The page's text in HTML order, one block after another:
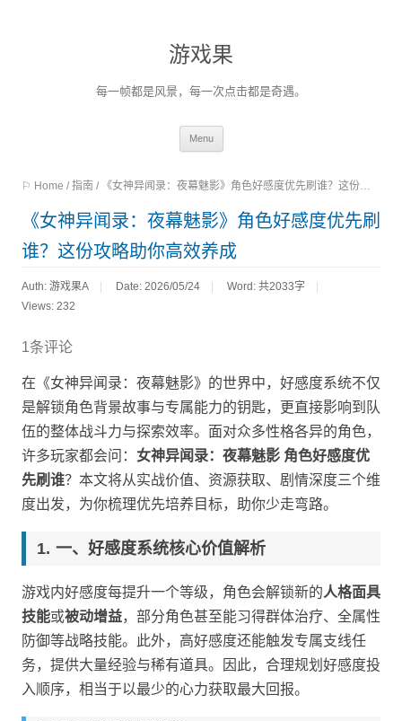
游戏果
每一帧都是风景，每一次点击都是奇遇。
Menu
content
⚐ Home / 指南 / 《女神异闻录：夜幕魅影》角色好感度优先刷谁？这份攻略助你高效养成
《女神异闻录：夜幕魅影》角色好感度优先刷
谁？这份攻略助你高效养成
Auth: 游戏果A Date: 2026/05/24 Word: 共2033字
Views: 232
1条评论
在《女神异闻录：夜幕魅影》的世界中，好感度系统不仅
是解锁角色背景故事与专属能力的钥匙，更直接影响到队
伍的整体战斗力与探索效率。面对众多性格各异的角色，
许多玩家都会问： 女神异闻录：夜幕魅影 角色好感度优
先刷谁？本文将从实战价值、资源获取、剧情深度三个维
度出发，为你梳理优先培养目标，助你少走弯路。
一、好感度系统核心价值解析
游戏内好感度每提升一个等级，角色会解锁新的人格面具
技能或被动增益，部分角色甚至能习得群体治疗、全属性
防御等战略技能。此外，高好感度还能触发专属支线任
务，提供大量经验与稀有道具。因此，合理规划好感度投
入顺序，相当于以最少的心力获取最大回报。